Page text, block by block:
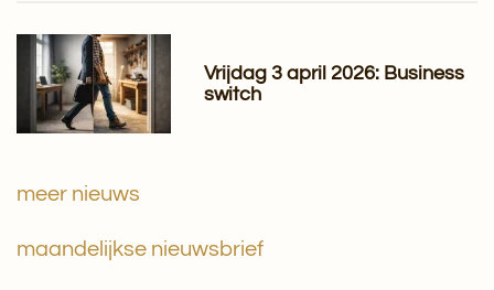
Vrijdag 3 april 2026: Business
switch
meer nieuws
maandelijkse nieuwsbrief